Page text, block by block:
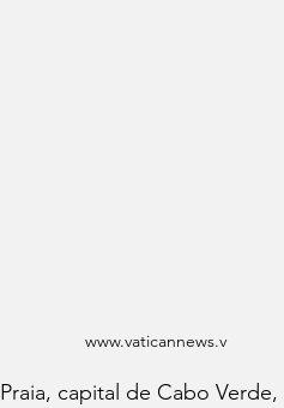
www.vaticannews.v
capital de Cabo